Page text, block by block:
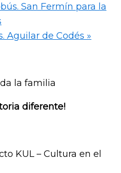
San Fermín para la
Aguilar de Codés »
la familia
diferente!
KUL – Cultura en el